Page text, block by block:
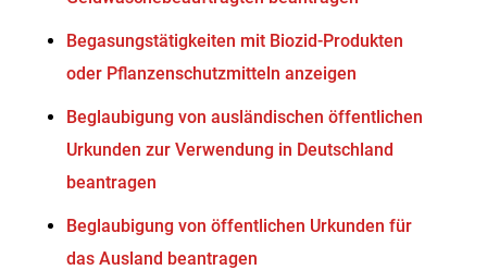
Begasungstätigkeiten mit Biozid-Produkten
oder Pflanzenschutzmitteln anzeigen
Beglaubigung von ausländischen öffentlichen
Urkunden zur Verwendung in Deutschland
beantragen
Beglaubigung von öffentlichen Urkunden für
das Ausland beantragen